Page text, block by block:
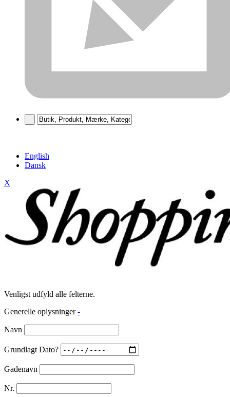
English
Dansk
X
Venligst udfyld alle felterne.
Generelle oplysninger -
Navn
Grundlagt Dato?
Gadenavn
Nr.